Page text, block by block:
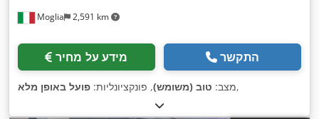
Moglia 2,591 km
מידע על מחיר התקשר
מצב: טוב (משומש), פונקציונליות: פועל באופן מלא ,